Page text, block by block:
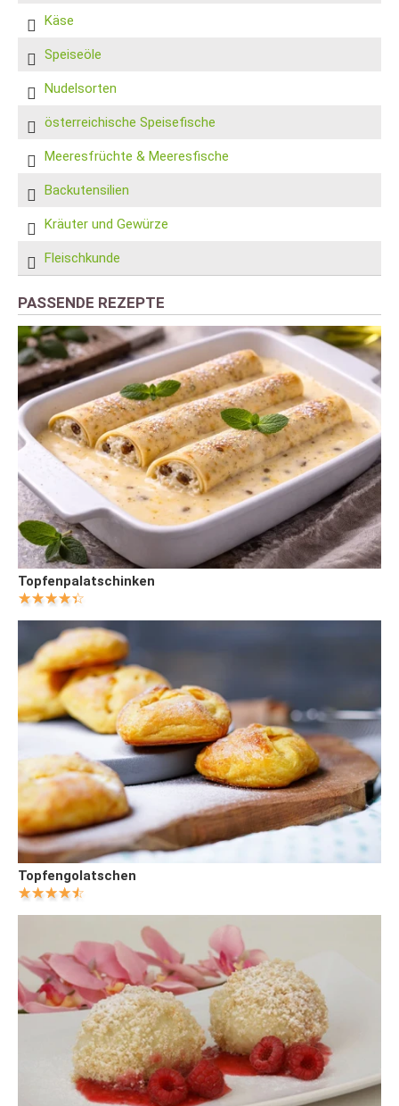
Käse
Speiseöle
Nudelsorten
österreichische Speisefische
Meeresfrüchte & Meeresfische
Backutensilien
Kräuter und Gewürze
Fleischkunde
PASSENDE REZEPTE
Topfenpalatschinken
Topfengolatschen